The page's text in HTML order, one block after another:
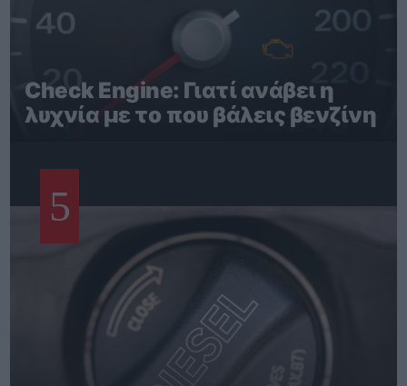
Check Engine: Γιατί ανάβει η
λυχνία με το που βάλεις βενζίνη
5